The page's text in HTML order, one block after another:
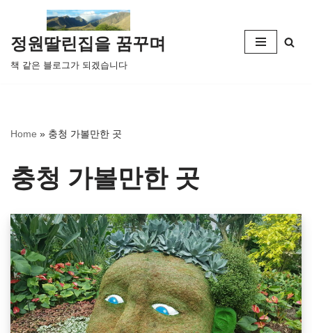
콘
텐
츠
뛰
정원딸린집을 꿈꾸며
책 같은 블로그가 되겠습니다
Home » 충청 가볼만한 곳
충청 가볼만한 곳